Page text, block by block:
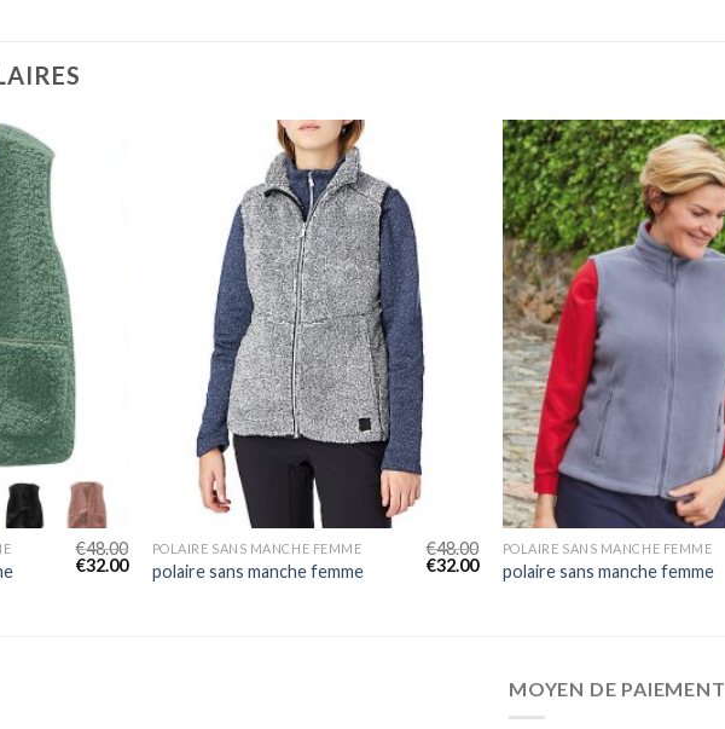
€48.00
€32.00
POLAIRE SANS MANCHE FEMME
polaire sans manche femme
€48.00
€32.00
POLAIRE SANS MANCHE FEMME
polaire sans manche femme
MOYEN DE PAIEMENT